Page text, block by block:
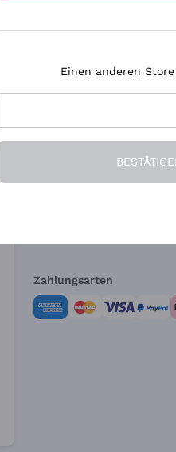
Die Firma
Zahlungsarten
Einen anderen